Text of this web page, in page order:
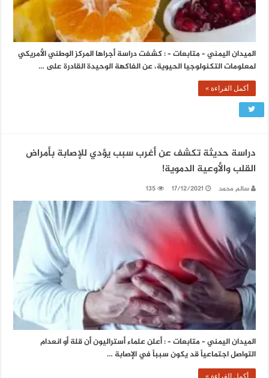
الميدان اليمني – متابعات – : كشفت دراسة أجراها المركز الوطني الأمريكي
لمعلومات التكنولوجيا الحيوية، عن الفاكهة الوحيدة القادرة على …
أكمل القراءة »
دراسة حديثة تكشف عن أغرب سبب يؤدي للإصابة بأمراض
القلب والأوعية الدموية!
سالم محمد 17/12/2021
135
الميدان اليمني – متابعات – : أعلن علماء أستراليون أن قلة أو انعدام
التواصل اجتماعياً قد يكون سبباً في الإصابة …
أكمل القراءة »